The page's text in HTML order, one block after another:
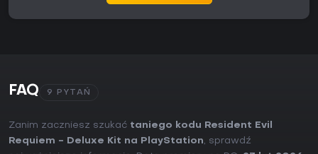
FAQ 9 PYTAŃ
Zanim zaczniesz szukać taniego kodu Resident Evil
Requiem - Deluxe Kit na PlayStation, sprawdź